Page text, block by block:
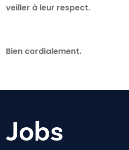
veiller à leur respect.
Bien cordialement.
Jobs